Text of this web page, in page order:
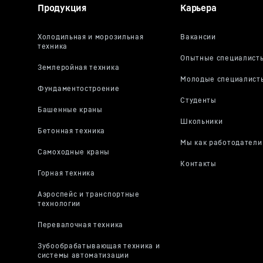
Это
включая
Нажимая
Если вы не
Вы можете
Продукция Карьера